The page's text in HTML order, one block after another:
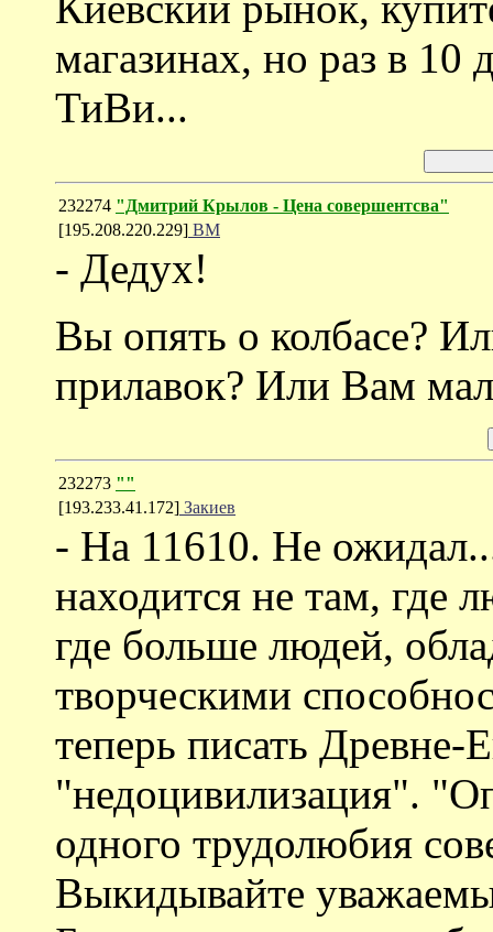
магазинах, но раз в 10
ТиВи...
232274 "Дмитрий Крылов - Цена совершентсва"
[195.208.220.229] ВМ
- Дедух!
Вы опять о колбасе?
прилавок? Или Вам
232273 ""
[193.233.41.172] Закиев
- На 11610. Не
находится не там, где
где больше людей,
творческими
теперь писать Древне-
"недоцивилизация".
одного трудолюбия
Выкидывайте